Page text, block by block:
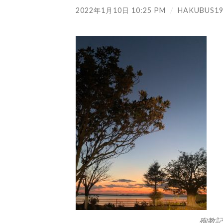
2022年1月10日 10:25 PM /
殉教